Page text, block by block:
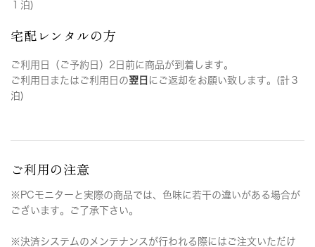
１泊)
宅配レンタルの方
ご利用日（ご予約日）2日前に商品が到着します。
ご利用日またはご利用日の翌日 にご返却をお願い致します。(計３
泊)
ご利用の注意
※PCモニターと実際の商品では、色味に若干の違いがある場合が
ございます。ご了承下さい。
※決済システムのメンテナンスが行われる際にはご注文いただけ